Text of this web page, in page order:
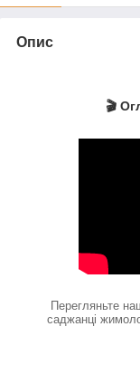
Опис
🎬
Перегляньте
саджанці